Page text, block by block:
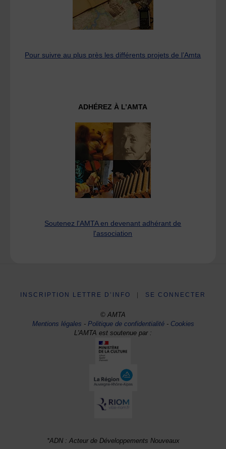
Pour suivre au plus près les différents projets de l’Amta
ADHÉREZ À L’AMTA
Soutenez l'AMTA en devenant adhérant de
l'association
INSCRIPTION LETTRE D’INFO SE CONNECTER
© AMTA
Mentions légales -Politique de confidentialité- Cookies
L'AMTA est soutenue par :
*ADN : Acteur de Développements Nouveaux